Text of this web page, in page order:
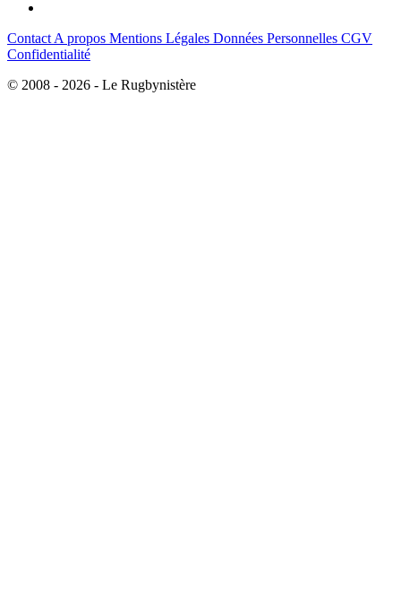
Contact A propos Mentions Légales Données Personnelles CGV
Confidentialité
© 2008 - 2026 - Le Rugbynistère